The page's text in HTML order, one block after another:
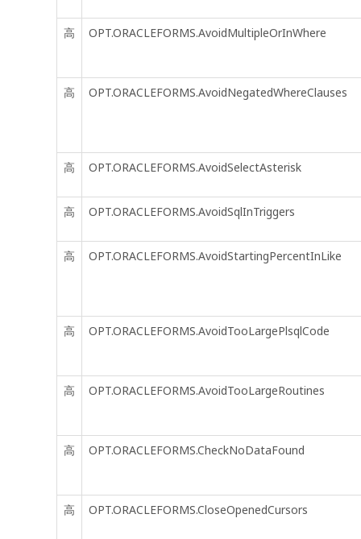
高 OPT.ORACLEFORMS.AvoidMultipleOrInWhere
高 OPT.ORACLEFORMS.AvoidNegatedWhereClauses
高 OPT.ORACLEFORMS.AvoidSelectAsterisk
高 OPT.ORACLEFORMS.AvoidSqlInTriggers
高 OPT.ORACLEFORMS.AvoidStartingPercentInLike
高 OPT.ORACLEFORMS.AvoidTooLargePlsqlCode
高 OPT.ORACLEFORMS.AvoidTooLargeRoutines
高 OPT.ORACLEFORMS.CheckNoDataFound
高 OPT.ORACLEFORMS.CloseOpenedCursors